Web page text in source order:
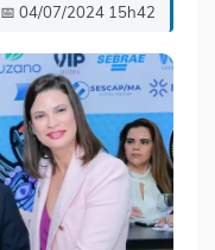
📅 04/07/2024 15h42